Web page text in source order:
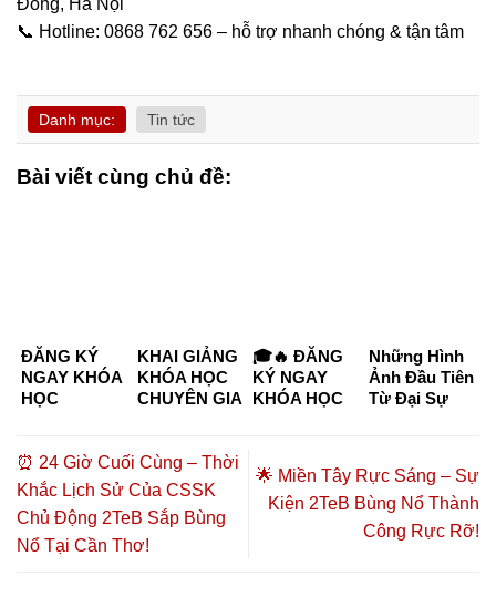
Đông, Hà Nội
📞 Hotline: 0868 762 656 – hỗ trợ nhanh chóng & tận tâm
Danh mục: Tin tức
Bài viết cùng chủ đề:
ĐĂNG KÝ
NGAY KHÓA
HỌC
SINH KHÓA
K6 & K7
KHAI GIẢNG
KHÓA HỌC
CHUYÊN GIA
CHĂM SÓC
SỨC KHỎE
2026 TẠI TP.
HỒ CHÍ
🎓🔥 ĐĂNG
KÝ NGAY
KHÓA HỌC
CHĂM SÓC
SỨC KHỎE
Những Hình
Ảnh Đầu Tiên
Từ Đại Sự
Thịnh
Vượng”
⏰ 24 Giờ Cuối Cùng – Thời
Khắc Lịch Sử Của CSSK
Chủ Động 2TeB Sắp Bùng
Nổ Tại Cần Thơ!
🌟 Miền Tây Rực Sáng – Sự
Kiện 2TeB Bùng Nổ Thành
Công Rực Rỡ!